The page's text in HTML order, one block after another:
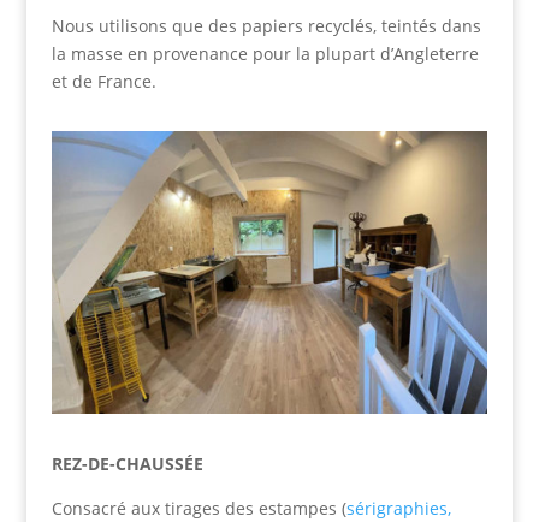
Nous utilisons que des papiers recyclés, teintés dans
la masse en provenance pour la plupart d’Angleterre
et de France.
REZ-DE-CHAUSSÉE
Consacré aux tirages des estampes (sérigraphies,